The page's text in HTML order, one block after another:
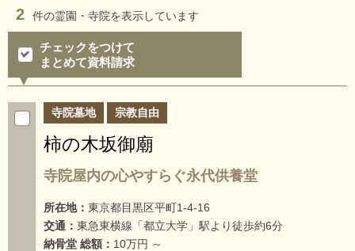
2 件の霊園・寺院を表示しています
チェックをつけて
まとめて資料請求
寺院墓地 宗教自由
柿の木坂御廟
寺院屋内の心やすらぐ永代供養堂
所在地： 東京都目黒区平町1-4-16
交通： 東急東横線「都立大学」駅より徒歩約6分
納骨堂 総額： 10万円 ～